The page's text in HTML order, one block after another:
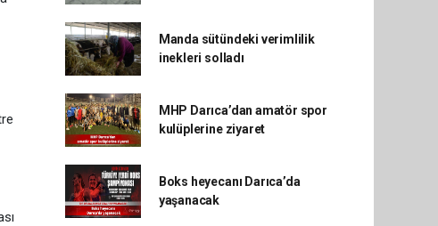
Manda sütündeki verimlilik
inekleri solladı
MHP Darıca’dan amatör spor
kulüplerine ziyaret
Boks heyecanı Darıca’da
yaşanacak